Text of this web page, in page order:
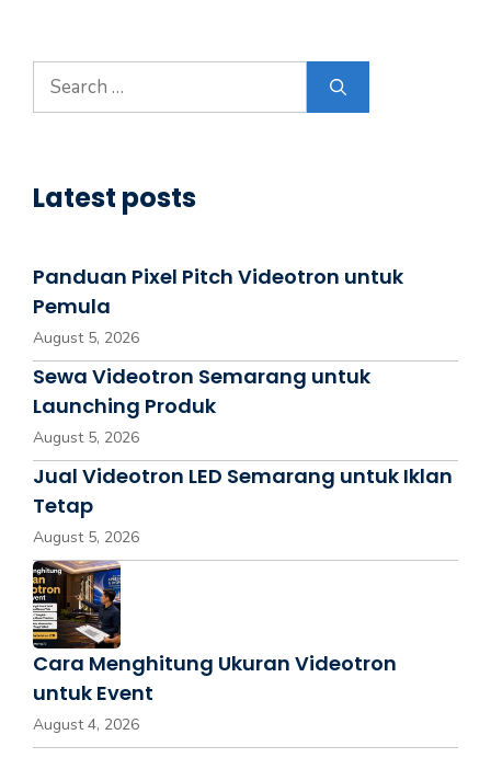
Latest posts
Panduan Pixel Pitch Videotron untuk
Pemula
August 5, 2026
Sewa Videotron Semarang untuk
Launching Produk
August 5, 2026
Jual Videotron LED Semarang untuk Iklan
Tetap
August 5, 2026
Cara Menghitung Ukuran Videotron
untuk Event
August 4, 2026